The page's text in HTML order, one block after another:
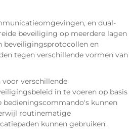
en dual-
beveiliging op meerdere lagen
beveiligingsprotocollen en
tegen verschillende vormen van
verschillende
in te voeren op basis
bedieningscommando's kunnen
routinematige
kunnen gebruiken.